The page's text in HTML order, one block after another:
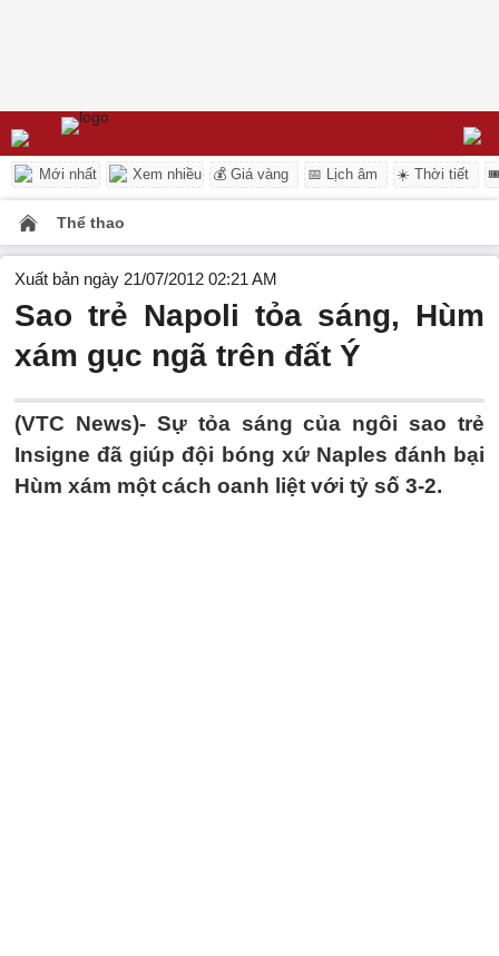
Mới nhất Xem nhiều 💰 Giá vàng 📅 Lịch âm ☀️ Thời tiết
Thể thao
Xuất bản ngày 21/07/2012 02:21 AM
Sao trẻ Napoli tỏa sáng, Hùm
xám gục ngã trên đất Ý
(VTC News)- Sự tỏa sáng của ngôi sao trẻ
Insigne đã giúp đội bóng xứ Naples đánh bại
Hùm xám một cách oanh liệt với tỷ số 3-2.